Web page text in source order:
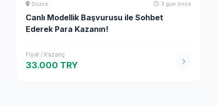
Düzce 3 gün önce
Canlı Modellik Başvurusu ile Sohbet
Ederek Para Kazanın!
Fiyat / Kazanç
33.000 TRY